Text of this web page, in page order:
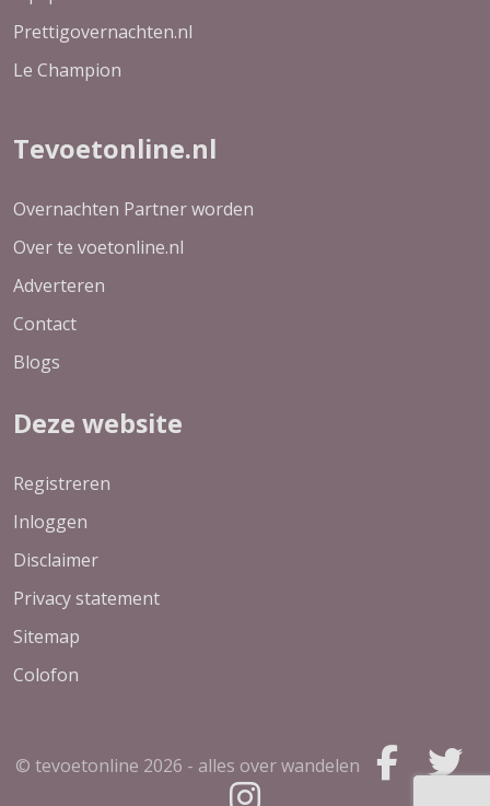
Prettigovernachten.nl
Le Champion
Tevoetonline.nl
Overnachten Partner worden
Over te voetonline.nl
Adverteren
Contact
Blogs
Deze website
Registreren
Inloggen
Disclaimer
Privacy statement
Sitemap
Colofon
© tevoetonline 2026 - alles over wandelen